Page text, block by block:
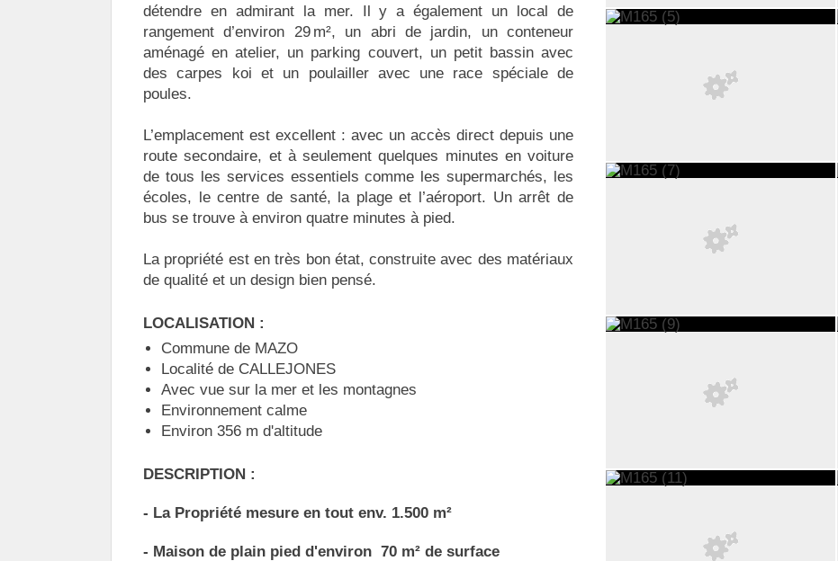
détendre en admirant la mer. Il y a également un local de
rangement d’environ 29 m², un abri de jardin, un conteneur
aménagé en atelier, un parking couvert, un petit bassin avec
des carpes koi et un poulailler avec une race spéciale de
poules.
L’emplacement est excellent : avec un accès direct depuis une
route secondaire, et à seulement quelques minutes en voiture
de tous les services essentiels comme les supermarchés, les
écoles, le centre de santé, la plage et l’aéroport. Un arrêt de
bus se trouve à environ quatre minutes à pied.
La propriété est en très bon état, construite avec des matériaux
de qualité et un design bien pensé.
LOCALISATION :
Commune de MAZO
Localité de CALLEJONES
Avec vue sur la mer et les montagnes
Environnement calme
Environ 356 m d'altitude
DESCRIPTION :
- La Propriété mesure en tout env. 1.500 m²
- Maison de plain pied d'environ 70 m² de surface